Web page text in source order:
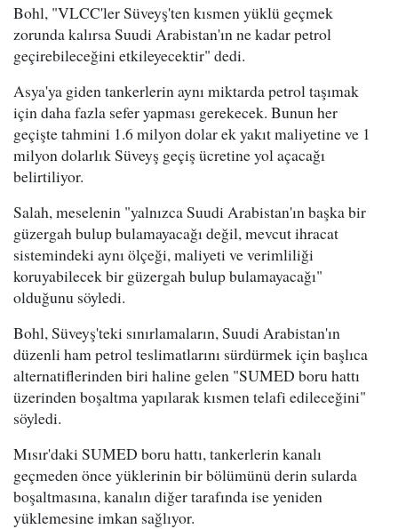
Bohl, "VLCC'ler Süveyş'ten kısmen yüklü geçmek
zorunda kalırsa Suudi Arabistan'ın ne kadar petrol
geçirebileceğini etkileyecektir" dedi.
Asya'ya giden tankerlerin aynı miktarda petrol taşımak
için daha fazla sefer yapması gerekecek. Bunun her
geçişte tahmini 1.6 milyon dolar ek yakıt maliyetine ve 1
milyon dolarlık Süveyş geçiş ücretine yol açacağı
belirtiliyor.
Salah, meselenin "yalnızca Suudi Arabistan'ın başka bir
güzergah bulup bulamayacağı değil, mevcut ihracat
sistemindeki aynı ölçeği, maliyeti ve verimliliği
koruyabilecek bir güzergah bulup bulamayacağı"
olduğunu söyledi.
Bohl, Süveyş'teki sınırlamaların, Suudi Arabistan'ın
düzenli ham petrol teslimatlarını sürdürmek için başlıca
alternatiflerinden biri haline gelen "SUMED boru hattı
üzerinden boşaltma yapılarak kısmen telafi edileceğini"
söyledi.
Mısır'daki SUMED boru hattı, tankerlerin kanalı
geçmeden önce yüklerinin bir bölümünü derin sularda
boşaltmasına, kanalın diğer tarafında ise yeniden
yüklemesine imkan sağlıyor.